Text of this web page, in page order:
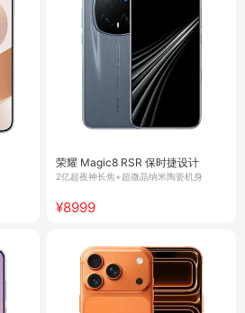
荣耀 Magic8 RSR 保时捷设计
2亿超夜神长焦+超微晶纳米陶瓷机身
¥8999